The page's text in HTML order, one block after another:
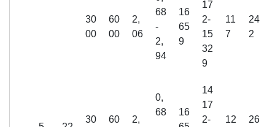
30
00
60
00
2,
06
68
-
2,
94
16
65
9
17
2-
15
32
9
11
7
24
2
30 60 2,
0,
68
16
14
17
2-
12 26